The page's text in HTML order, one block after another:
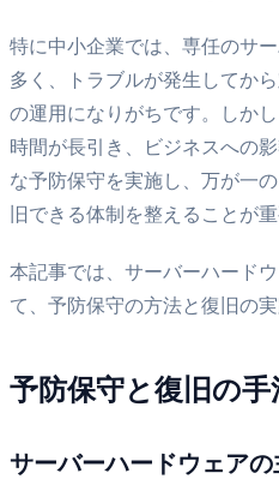
特に中小企業では、専任のサ
多く、トラブルが発生してか
の運用になりがちです。しか
時間が長引き、ビジネスへの
な予防保守を実施し、万が一
旧できる体制を整えることが重
本記事では、サーバーハード
て、予防保守の方法と復旧の
予防保守と復旧の手
サーバーハードウェア